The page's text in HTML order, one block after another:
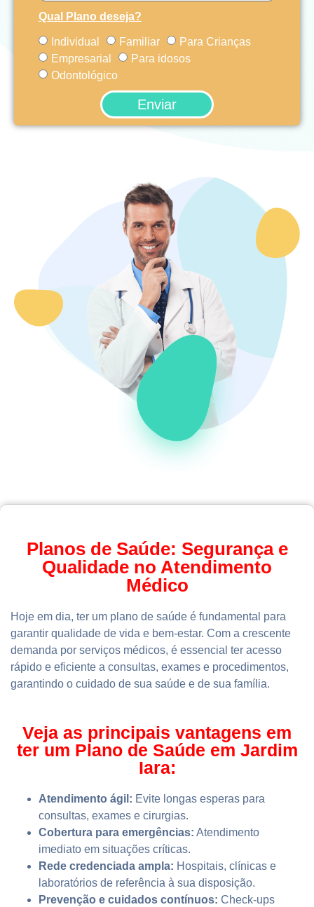
Qual Plano deseja?
Individual Familiar
Para Crianças
Empresarial
Para idosos
Odontológico
Enviar
Planos de Saúde: Segurança e
Qualidade no Atendimento
Médico
Hoje em dia, ter um plano de saúde é fundamental para
garantir qualidade de vida e bem-estar. Com a crescente
demanda por serviços médicos, é essencial ter acesso
rápido e eficiente a consultas, exames e procedimentos,
garantindo o cuidado de sua saúde e de sua família.
Veja as principais vantagens em
ter um Plano de Saúde em Jardim
Iara:
Atendimento ágil: Evite longas esperas para
consultas, exames e cirurgias.
Cobertura para emergências: Atendimento
imediato em situações críticas.
Rede credenciada ampla: Hospitais, clínicas e
laboratórios de referência à sua disposição.
Prevenção e cuidados contínuos: Check-ups